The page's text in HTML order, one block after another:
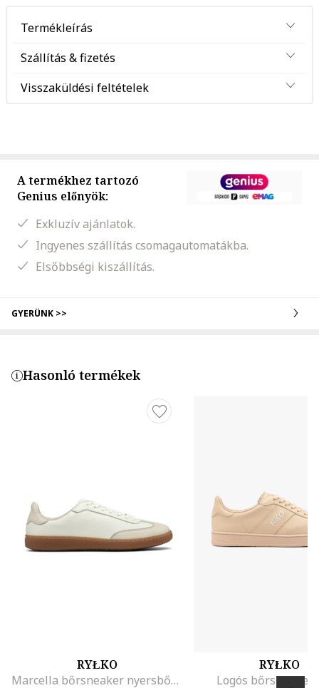
Termékleírás
Szállítás & fizetés
Visszaküldési feltételek
A termékhez tartozó
Genius előnyök:
Exkluzív ajánlatok.
Ingyenes szállítás csomagautomatákba.
Elsőbbségi kiszállítás.
GYERÜNK >>
Hasonló termékek
RYŁKO
Marcella bőrsneaker nyersbőr betétekkel, Krémszín
RYŁKO
Logós bőrsneaker,